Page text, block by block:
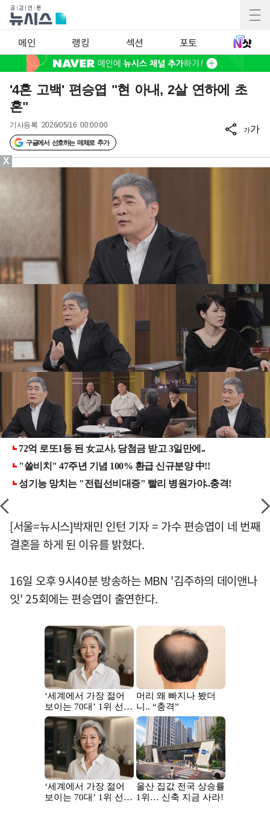
메인 랭킹 섹션 포토
'4혼 고백' 편승엽 "현 아내, 2살 연하에 초
혼"
기사등록 2026/05/16 00:00:00
구글에서 선호하는 매체로 추가
가가
[서울=뉴시스]박재민 인턴 기자 = 가수 편승엽이 네 번째
결혼을 하게 된 이유를 밝혔다.
16일 오후 9시40분 방송하는 MBN '김주하의 데이앤나
잇' 25회에는 편승엽이 출연한다.
X